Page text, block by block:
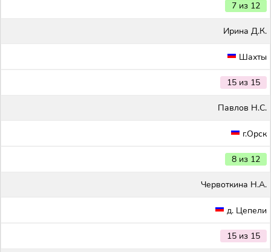
7 из 12
Ирина Д.К.
Шахты
15 из 15
Павлов Н.С.
г.Орск
8 из 12
Червоткина Н.А.
д. Цепели
15 из 15